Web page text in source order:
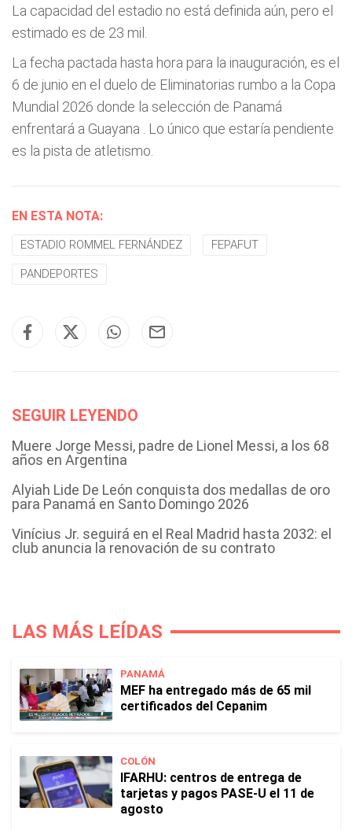
La capacidad del estadio no está definida aún, pero el
estimado es de 23 mil.
La fecha pactada hasta hora para la inauguración, es el
6 de junio en el duelo de Eliminatorias rumbo a la Copa
Mundial 2026 donde la selección de Panamá
enfrentará a Guayana . Lo único que estaría pendiente
es la pista de atletismo.
EN ESTA NOTA:
ESTADIO ROMMEL FERNÁNDEZ FEPAFUT
PANDEPORTES
SEGUIR LEYENDO
Muere Jorge Messi, padre de Lionel Messi, a los 68
años en Argentina
Alyiah Lide De León conquista dos medallas de oro
para Panamá en Santo Domingo 2026
Vinícius Jr. seguirá en el Real Madrid hasta 2032: el
club anuncia la renovación de su contrato
LAS MÁS LEÍDAS
PANAMÁ
MEF ha entregado más de 65 mil
certificados del Cepanim
COLÓN
IFARHU: centros de entrega de
tarjetas y pagos PASE-U el 11 de
agosto